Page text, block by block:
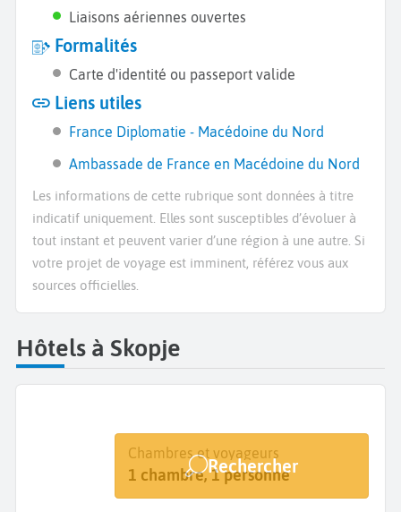
Liaisons aériennes ouvertes
Formalités
Carte d'identité ou passeport valide
Liens utiles
France Diplomatie - Macédoine du Nord
Ambassade de France en Macédoine du Nord
Les informations de cette rubrique sont données à titre
indicatif uniquement. Elles sont susceptibles d’évoluer à
tout instant et peuvent varier d’une région à une autre. Si
votre projet de voyage est imminent, référez vous aux
sources officielles.
Hôtels à Skopje
Destination
Skopje
Dates
Dates de votre séjour
Chambres et voyageurs
1 chambre, 1 personne
Rechercher